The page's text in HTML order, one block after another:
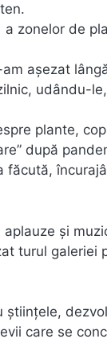
zonelor de
așezat
udându-
plante,
după
făcută,
și
turul galeriei
care se